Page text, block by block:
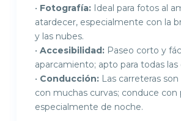
• Fotografía: Ideal para fotos al
atardecer, especialmente con la
y las nubes.
• Accesibilidad: Paseo corto y
aparcamiento; apto para todas las
• Conducción: Las carreteras
con muchas curvas; conduce con
especialmente de noche.